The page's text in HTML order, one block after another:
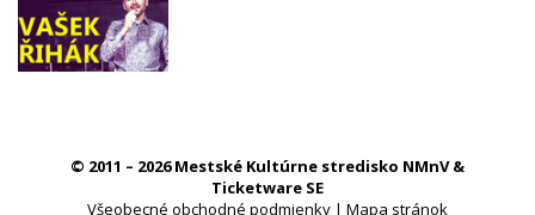
© 2011 – 2026 Mestské Kultúrne stredisko NMnV &
Ticketware SE
Všeobecné obchodné podmienky | Mapa stránok